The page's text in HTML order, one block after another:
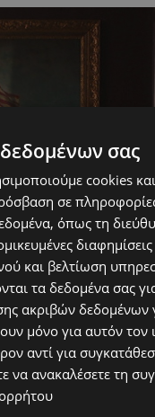
σας
cookies
σε
όπως τη
και βελτίωση
τα δεδομένα σας
ακριβών δεδομένων
μόνο για αυτόν
αντί για
να ανακαλέσετε τη